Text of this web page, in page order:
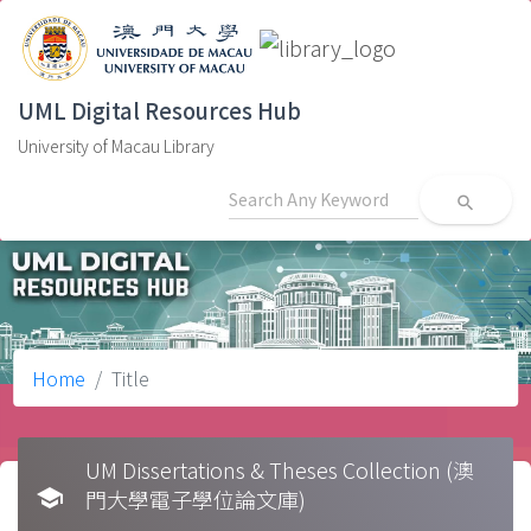
UML Digital Resources Hub
University of Macau Library
search
Home Title
school
UM Dissertations & Theses Collection (澳
門大學電子學位論文庫)